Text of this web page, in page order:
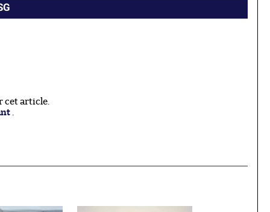
cet article.
.